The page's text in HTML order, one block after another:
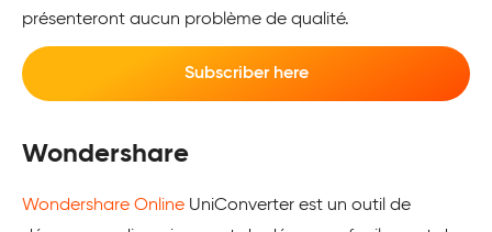
présenteront aucun problème de qualité.
Subscriber here
Wondershare
Wondershare Online UniConverter est un outil de